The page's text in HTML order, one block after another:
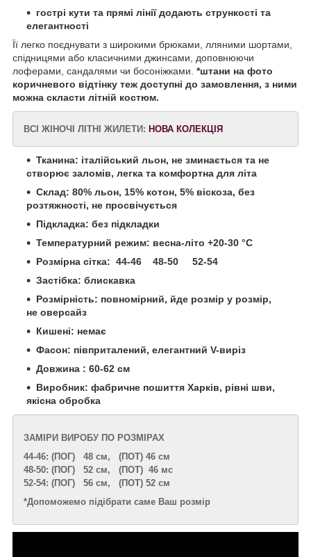
гострі кути та прямі лінії додають стрункості та
елегантності
Її легко поєднувати з широкими брюками, лляними шортами,
спідницями або класичними джинсами, доповнюючи
лоферами, сандалями чи босоніжками. *штани на фото
коричневого відтінку теж доступні до замовлення, з ними
можна скласти літній костюм.
ВСІ ЖІНОЧІ ЛІТНІ ЖИЛЕТИ: НОВА КОЛЕКЦІЯ
Тканина: італійський льон, не зминається та не
створює заломів, легка та комфортна для літа
Склад: 80% льон, 15% котон, 5% віскоза, без
розтяжності, не просвічується
Підкладка: без підкладки
Температурний режим: весна-літо +20-30 °С
Розмірна сітка: 44-46 48-50 52-54
Застібка: блискавка
Розмірність: повномірний, йде розмір у розмір,
не оверсайз
Кишені: немає
Фасон: півприталений, елегантний V-виріз
Довжина : 60-62 см
Виробник: фабричне пошиття Харків, рівні шви,
якісна обробка
ЗАМІРИ ВИРОБУ ПО РОЗМІРАХ
44-46: (ПОГ) 48 см, (ПОТ) 46 см
48-50: (ПОГ) 52 см, (ПОТ) 46 мс
52-54: (ПОГ) 56 см, (ПОТ) 52 см
*Допоможемо підібрати саме Ваш розмір